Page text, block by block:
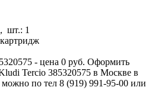
шт.: 1
- цена 0 руб. Оформить
Tercio 385320575 в Москве в
по тел 8 (919) 991-95-00 или